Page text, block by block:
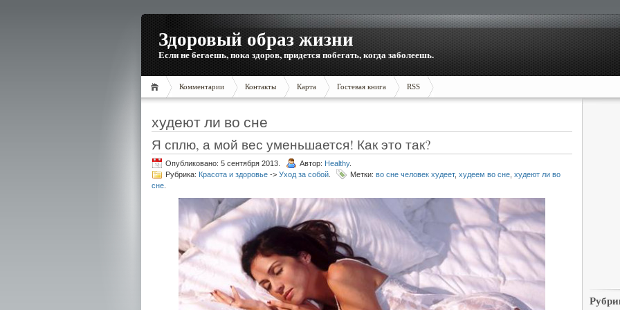
Здоровый образ жизни
Если не бегаешь, пока здоров, придется побегать, когда заболеешь.
Комментарии Контакты Карта Гостевая книга RSS
худеют ли во сне
Я сплю, а мой вес уменьшается! Как это так?
Опубликовано: 5 сентября 2013. Автор: Healthy.
Рубрика: Красота и здоровье -> Уход за собой Метки: во сне человек худеет, худеем во сне худеют ли во
сне